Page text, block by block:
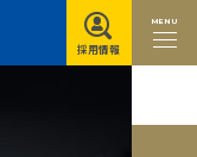
MENU
採用情報